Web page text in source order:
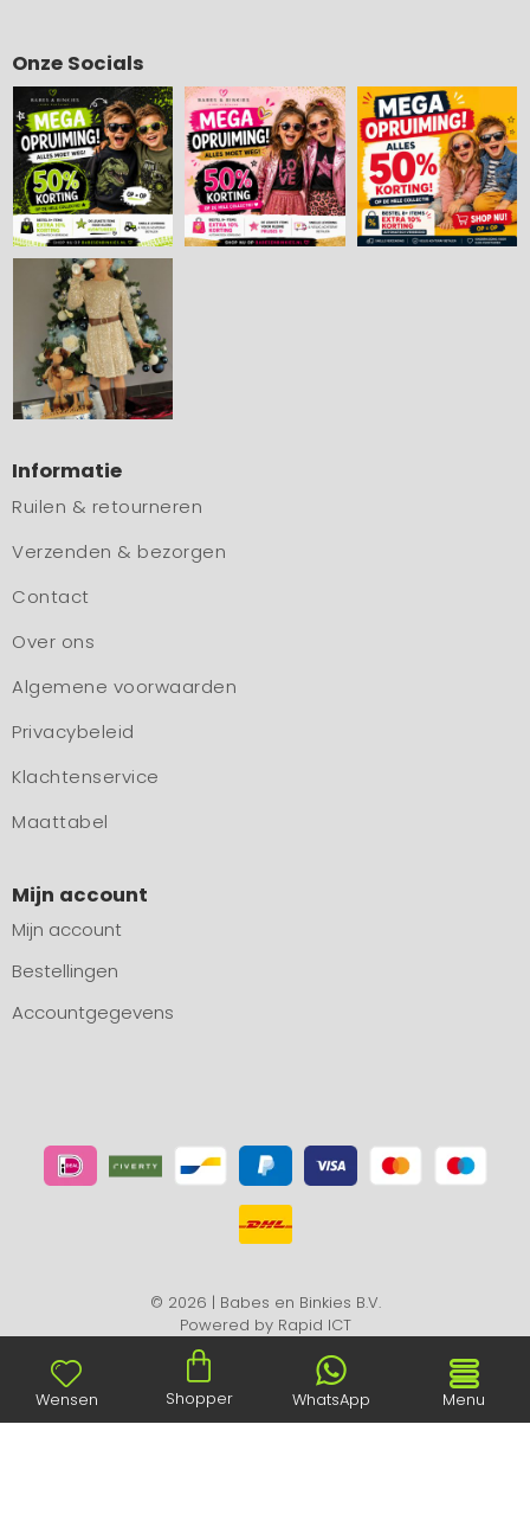
Onze Socials
Informatie
Ruilen & retourneren
Verzenden & bezorgen
Contact
Over ons
Algemene voorwaarden
Privacybeleid
Klachtenservice
Maattabel
Mijn account
Mijn account
Bestellingen
Accountgegevens
© 2026 | Babes en Binkies B.V.
Powered by Rapid ICT
Wensen Shopper WhatsApp Menu